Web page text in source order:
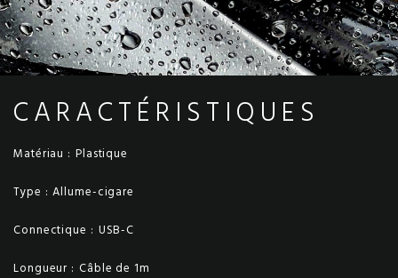
CARACTÉRISTIQUES
Matériau : Plastique
Type : Allume-cigare
Connectique : USB-C
Longueur : Câble de 1m